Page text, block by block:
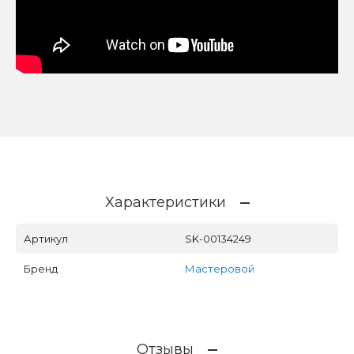
Характеристики
Артикул SK-00134249
Бренд Мастеровой
Отзывы